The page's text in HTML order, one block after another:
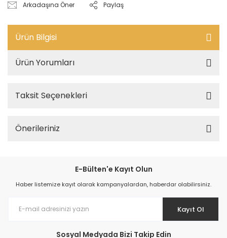
Arkadaşına Öner Paylaş
Ürün Bilgisi
Ürün Yorumları
Taksit Seçenekleri
Önerileriniz
E-Bülten'e Kayıt Olun
Haber listemize kayıt olarak kampanyalardan, haberdar olabilirsiniz.
Kayıt Ol
Sosyal Medyada Bizi Takip Edin